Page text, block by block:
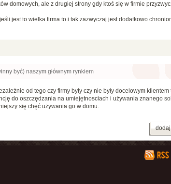
domowych, ale z drugiej strony gdy ktoś się w firmie
jest to wielka firma to i tak zazwyczaj jest dodatkowo
być) naszym głównym rynkiem
od tego czy firmy były czy nie były docelowym klientem
do oszczędzania na umiejętnosciach i używania znanego
się chęć używania go w domu.